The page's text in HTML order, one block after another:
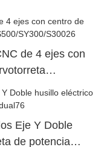
de 4 ejes con
Eje Y Doble
de potencia